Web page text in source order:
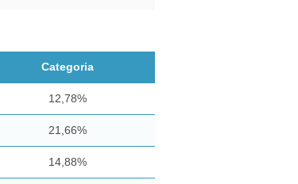
Categoria
12,78%
21,66%
14,88%